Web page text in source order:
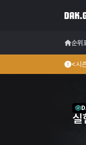
순위
<시
실